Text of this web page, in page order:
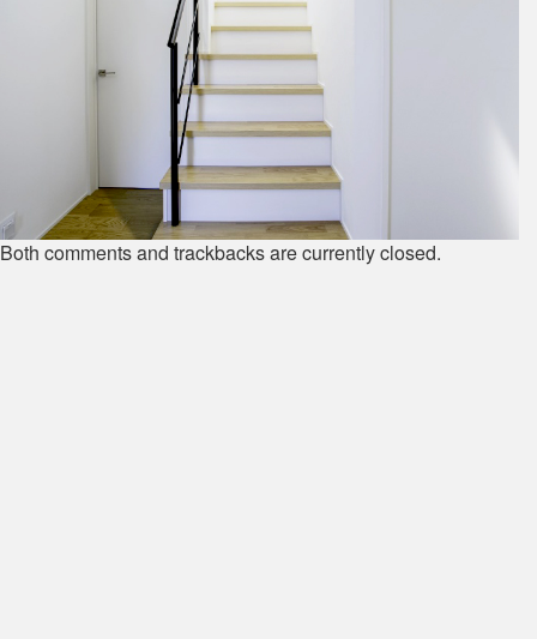
Both comments and trackbacks are currently closed.